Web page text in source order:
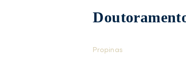
Propinas